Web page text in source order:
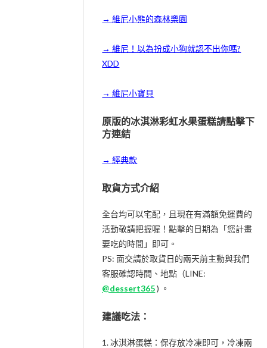
→ 維尼小熊的森林樂園
→ 維尼！以為扮成小狗就認不出你嗎?
XDD
→ 維尼小寶貝
原版的冰淇淋彩虹水果蛋糕請點擊下
方連結
→ 經典款
取貨方式介紹
全台均可以宅配，且現在有滿額免運費的
活動敬請把握喔！點擊的日期為「您計畫
要吃的時間」即可。
PS: 面交請於取貨日的兩天前主動與我們
客服確認時間、地點（LINE:
@dessert365) 。
建議吃法：
1. 冰淇淋蛋糕：保存放冷凍即可，冷凍兩